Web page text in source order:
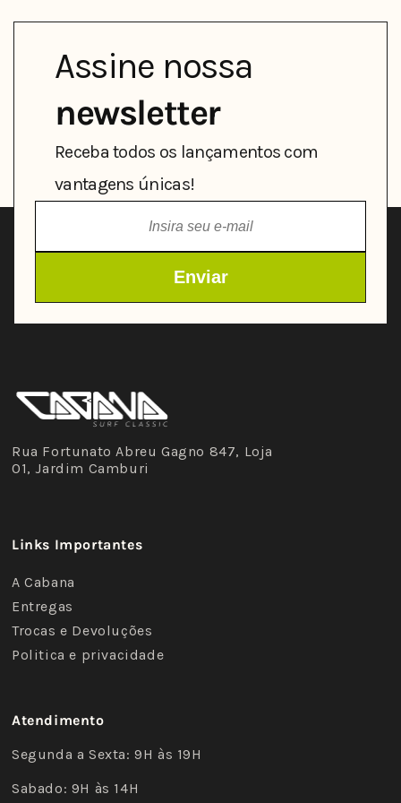
Assine nossa
newsletter
Receba todos os lançamentos com
vantagens únicas!
Rua Fortunato Abreu Gagno 847, Loja
01, Jardim Camburi
Links Importantes
A Cabana
Entregas
Trocas e Devoluções
Politica e privacidade
Atendimento
Segunda a Sexta: 9H às 19H
Sabado: 9H às 14H